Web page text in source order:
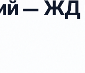
— ЖД